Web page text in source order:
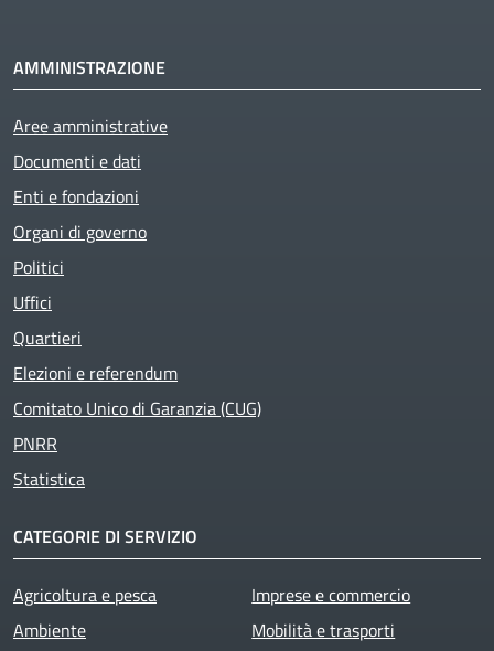
AMMINISTRAZIONE
Aree amministrative
Documenti e dati
Enti e fondazioni
Organi di governo
Politici
Uffici
Quartieri
Elezioni e referendum
Comitato Unico di Garanzia (CUG)
PNRR
Statistica
CATEGORIE DI SERVIZIO
Agricoltura e pesca
Ambiente
Imprese e commercio
Mobilità e trasporti